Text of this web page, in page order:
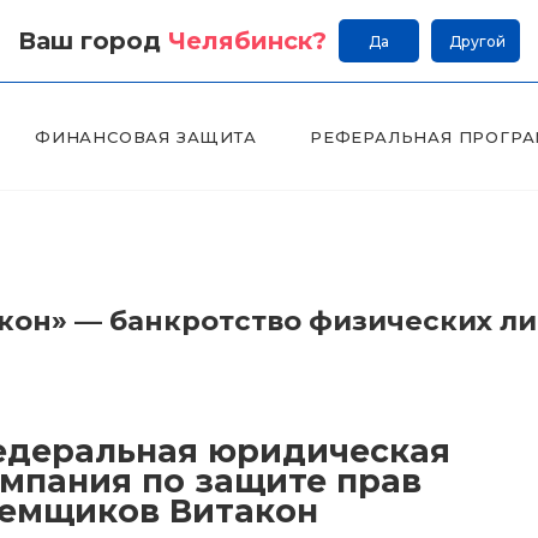
Ваш город Челябинск? Да Другой
ФИНАНСОВАЯ ЗАЩИТА РЕФЕРАЛЬНАЯ
— банкротство физических
юридическая
по защите прав
Витакон